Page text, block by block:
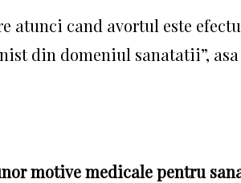
atunci cand avortul este
din domeniul sanatatii”,
motive medicale pentru